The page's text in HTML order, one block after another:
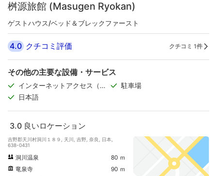
桝源旅館 (Masugen Ryokan)
ゲストハウス/ベッド＆ブレックファースト
4.0 クチコミ評価 クチコミ 1件
その他の主要な設備・サービス
インターネットアクセス（無
料）
駐車場
日本語
3.0 良いロケーション
吉野郡天川村洞川１８９, 天川, 吉野, 奈良, 日本,
638-0431
洞川温泉
80 ｍ
竜泉寺
90 ｍ